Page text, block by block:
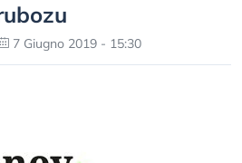
7 Giugno 2019 - 15:30